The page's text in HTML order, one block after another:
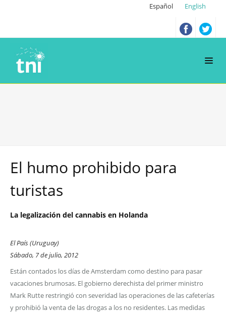
Español English
El humo prohibido para
turistas
La legalización del cannabis en Holanda
El País (Uruguay)
Sábado, 7 de julio, 2012
Están contados los días de Amsterdam como destino para pasar
vacaciones brumosas. El gobierno derechista del primer ministro
Mark Rutte restringió con severidad las operaciones de las cafeterías
y prohibió la venta de las drogas a los no residentes. Las medidas